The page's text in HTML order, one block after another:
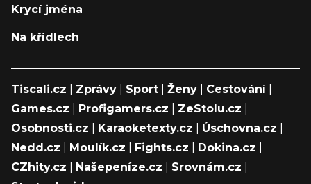
Krycí jména
Na křídlech
Tiscali.cz Zprávy Sport Ženy Cestování|
Games.cz
Profigamers.cz ZeStolu.cz
Osobnosti.cz
Karaoketexty.cz Úschovna.cz
Nedd.cz
Moulík.cz Fights.cz Dokina.cz
CZhity.cz
Našepeníze.cz Srovnám.cz